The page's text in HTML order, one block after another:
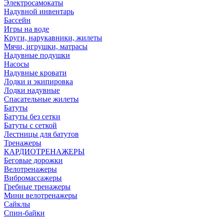
Электросамокаты
Надувной инвентарь
Бассейн
Игры на воде
Круги, нарукавники, жилеты
Мячи, игрушки, матрасы
Надувные подушки
Насосы
Надувные кровати
Лодки и экипировка
Лодки надувные
Спасательные жилеты
Батуты
Батуты без сетки
Батуты с сеткой
Лестницы для батутов
Тренажеры
КАРДИОТРЕНАЖЕРЫ
Беговые дорожки
Велотренажеры
Вибромассажеры
Гребные тренажеры
Мини велотренажеры
Сайклы
Спин-байки